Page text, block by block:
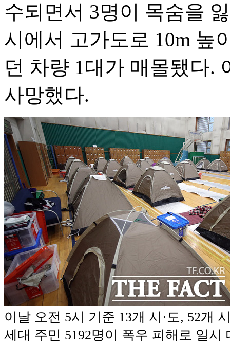
수되면서 3명이 목숨을
시에서 고가도로 10m 높
던 차량 1대가 매몰됐다.
사망했다.
이날 오전 5시 기준 13개 시·도, 52개
세대 주민 5192명이 폭우 피해로 일시